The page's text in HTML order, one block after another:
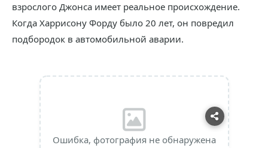
взрослого Джонса имеет реальное происхождение.
Когда Харрисону Форду было 20 лет, он повредил
подбородок в автомобильной аварии.
Ошибка, фотография не обнаружена